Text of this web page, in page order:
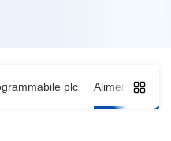
plc Alimentatore a